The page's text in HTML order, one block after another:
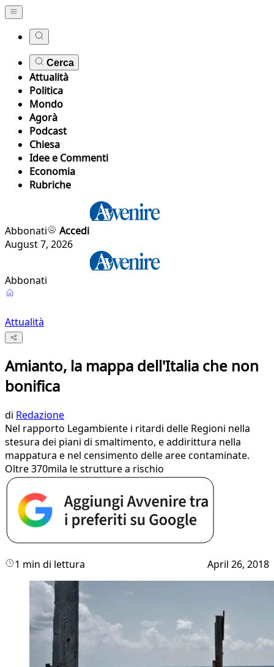
Cerca
Attualità
Politica
Mondo
Agorà
Podcast
Chiesa
Idee e Commenti
Economia
Rubriche
Abbonati
Accedi
August 7, 2026
Abbonati
Attualità
Amianto, la mappa dell'Italia che non
bonifica
di Redazione
Nel rapporto Legambiente i ritardi delle Regioni nella
stesura dei piani di smaltimento, e addirittura nella
mappatura e nel censimento delle aree contaminate.
Oltre 370mila le strutture a rischio
1 min di lettura April 26, 2018